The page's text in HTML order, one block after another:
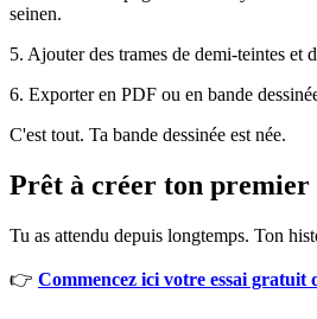
seinen.
5. Ajouter des trames de demi-teintes et
6. Exporter en PDF ou en bande
C'est tout. Ta bande dessinée est née.
Prêt à créer ton premier
Tu as attendu depuis longtemps. Ton
👉 Commencez ici votre essai gratuit